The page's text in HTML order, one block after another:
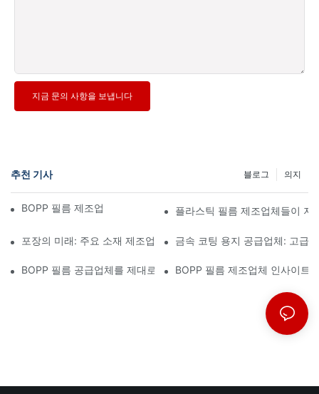
지금 문의 사항을 보냅니다
추천 기사 의지
블로그
BOPP 필름 제조업체: 연성 포장의 핵심플라스틱 필름 제조업체들이 지
포장의 미래: 주요 소재 제조업체들이 제시하는 통찰력
금속 코팅 용지 공급업체: 고급
BOPP 필름 공급업체를 제대로 선택하는 것이 사업에 중요한 이유
BOPP 필름 제조업체 인사이트: